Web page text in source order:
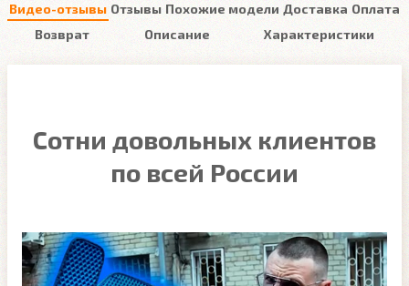
Видео-отзывы Отзывы Похожие модели Доставка Оплата
Возврат
Описание Характеристики
Сотни довольных клиентов
по всей России